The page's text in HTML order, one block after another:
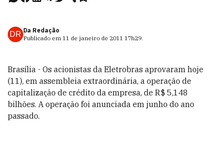
DR Da Redação
Publicado em 11 de janeiro de 2011 17h29.
Brasília - Os acionistas da Eletrobras aprovaram hoje
(11), em assembleia extraordinária, a operação de
capitalização de crédito da empresa, de R$ 5,148
bilhões. A operação foi anunciada em junho do ano
passado.